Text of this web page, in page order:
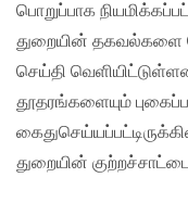
பொறுப்பாக
துறையின் தகவல்களை
செய்தி
தூதரங்களையும்
துறையின்